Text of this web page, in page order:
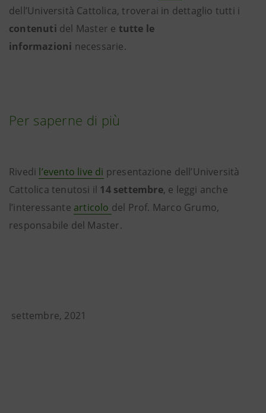
dell’Università Cattolica, troverai in dettaglio tutti i
contenuti del Master e tutte le
informazioni necessarie.
Per saperne di più
Rivedi l’evento live di presentazione dell’Università
Cattolica tenutosi il 14 settembre, e leggi anche
l’interessante articolo del Prof. Marco Grumo,
responsabile del Master.
settembre, 2021